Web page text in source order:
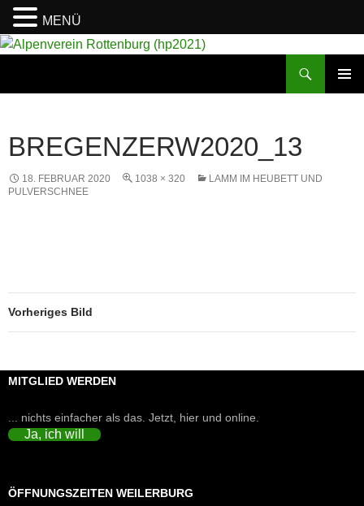
BREGENZERW2020_13
18. FEBRUAR 2020 1038 × 320
LAMM IM HEUBETT UND
PULVERSCHNEE
Vorheriges Bild
MITGLIED WERDEN
... nichts einfacher als das. Jetzt, hier und online.
Ja, ich will
ÖFFNUNGSZEITEN WEILERBURG
MENÜ